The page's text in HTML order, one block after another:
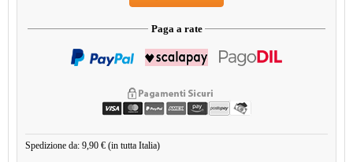
Paga a rate
Spedizione da: 9,90 € (in tutta Italia)